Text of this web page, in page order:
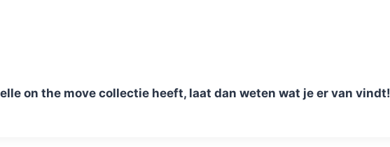
on the move collectie heeft, laat dan weten wat je er van vindt!